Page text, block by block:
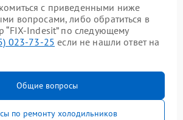
с приведенными ниже
вопросами, либо обратиться в
“FIX-Indesit” по следующему
023-73-25 если не нашли ответ на
Общие вопросы
по ремонту холодильников